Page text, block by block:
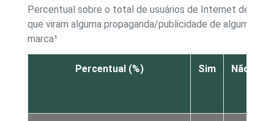
Percentual sobre o total de usuários de Internet de 9 a
que viram alguma propaganda/publicidade de algum
marca¹
Percentual (%) Sim
Não